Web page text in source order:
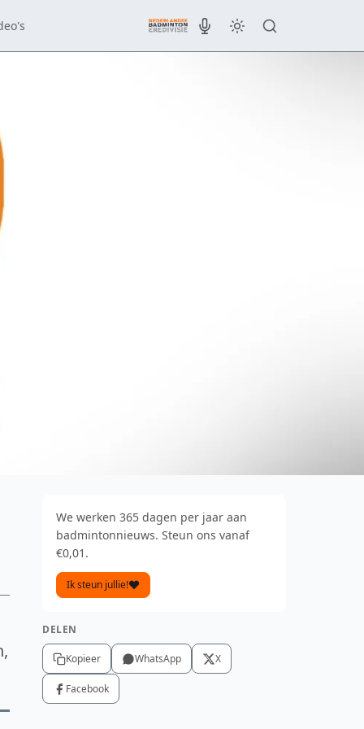
We werken 365 dagen per jaar aan
badmintonnieuws. Steun ons vanaf
€0,01.
Ik steun jullie!
DELEN
Kopieer WhatsApp X
Facebook